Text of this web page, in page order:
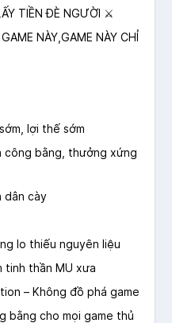
TIỀN ĐÈ NGƯỜI ⚔️
NÀY,GAME NÀY CHỈ
lợi thế sớm
công bằng, thưởng xứng
dân cày
lo thiếu nguyên liệu
tinh thần MU xưa
– Không đồ phá game
bằng cho mọi game thủ